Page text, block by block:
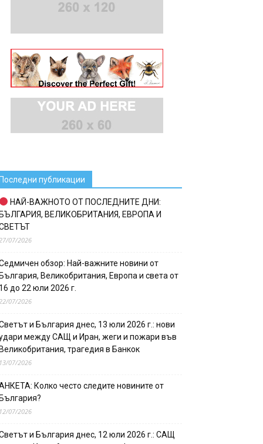
публикации
НАЙ-ВАЖНОТО ОТ ПОСЛЕДНИТЕ ДНИ:
ВЕЛИКОБРИТАНИЯ, ЕВРОПА И
07/2026
обзор: Най-важните новини от
Великобритания, Европа и света от
до 22 юли 2026 г.
07/2026
и България днес, 13 юли 2026 г.: нови
между САЩ и Иран, жеги и пожари във
трагедия в Банкок
07/2026
Колко често следите новините от
07/2026
и България днес, 12 юли 2026 г.: САЩ